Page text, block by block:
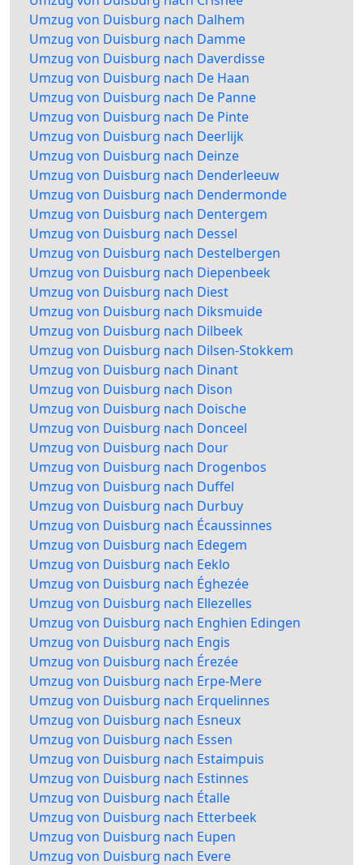
Umzug von Duisburg nach Dalhem
Umzug von Duisburg nach Damme
Umzug von Duisburg nach Daverdisse
Umzug von Duisburg nach De Haan
Umzug von Duisburg nach De Panne
Umzug von Duisburg nach De Pinte
Umzug von Duisburg nach Deerlijk
Umzug von Duisburg nach Deinze
Umzug von Duisburg nach Denderleeuw
Umzug von Duisburg nach Dendermonde
Umzug von Duisburg nach Dentergem
Umzug von Duisburg nach Dessel
Umzug von Duisburg nach Destelbergen
Umzug von Duisburg nach Diepenbeek
Umzug von Duisburg nach Diest
Umzug von Duisburg nach Diksmuide
Umzug von Duisburg nach Dilbeek
Umzug von Duisburg nach Dilsen-Stokkem
Umzug von Duisburg nach Dinant
Umzug von Duisburg nach Dison
Umzug von Duisburg nach Doische
Umzug von Duisburg nach Donceel
Umzug von Duisburg nach Dour
Umzug von Duisburg nach Drogenbos
Umzug von Duisburg nach Duffel
Umzug von Duisburg nach Durbuy
Umzug von Duisburg nach Écaussinnes
Umzug von Duisburg nach Edegem
Umzug von Duisburg nach Eeklo
Umzug von Duisburg nach Éghezée
Umzug von Duisburg nach Ellezelles
Umzug von Duisburg nach Enghien Edingen
Umzug von Duisburg nach Engis
Umzug von Duisburg nach Érezée
Umzug von Duisburg nach Erpe-Mere
Umzug von Duisburg nach Erquelinnes
Umzug von Duisburg nach Esneux
Umzug von Duisburg nach Essen
Umzug von Duisburg nach Estaimpuis
Umzug von Duisburg nach Estinnes
Umzug von Duisburg nach Étalle
Umzug von Duisburg nach Etterbeek
Umzug von Duisburg nach Eupen
Umzug von Duisburg nach Evere